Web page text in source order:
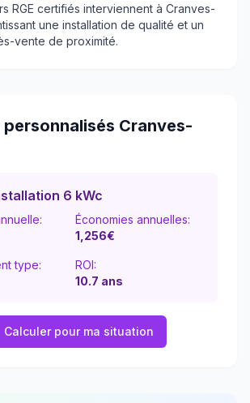
RGE certifiés interviennent à Cranves-
une installation de qualité et un
vente de proximité.
personnalisés Cranves-
6 kWc
Économies annuelles:
1,256€
type:
ROI:
10.7 ans
Calculer pour ma situation